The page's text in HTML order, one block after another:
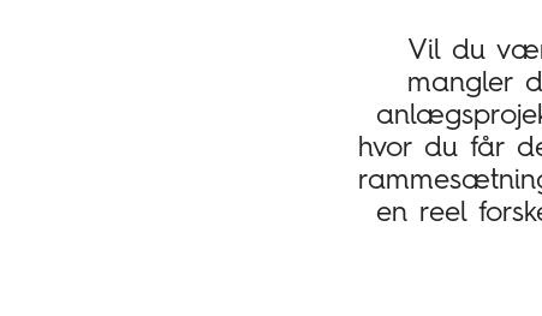
Vil du
mangler
hvor du får
en reel